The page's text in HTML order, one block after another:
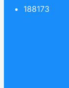
188173